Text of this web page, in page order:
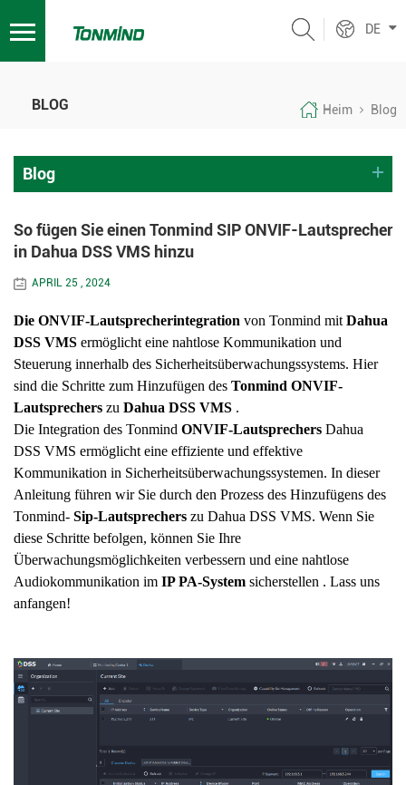
DE
BLOG Heim Blog
Blog
So fügen Sie einen Tonmind SIP ONVIF-Lautsprecher
in Dahua DSS VMS hinzu
APRIL 25 , 2024
Die ONVIF-Lautsprecherintegration von Tonmind mit Dahua
DSS VMS ermöglicht eine nahtlose Kommunikation und
Steuerung innerhalb des Sicherheitsüberwachungssystems. Hier
sind die Schritte zum Hinzufügen des Tonmind ONVIF-
Lautsprechers zu Dahua DSS VMS .
Die Integration des Tonmind ONVIF-Lautsprechers Dahua
DSS VMS ermöglicht eine effiziente und effektive
Kommunikation in Sicherheitsüberwachungssystemen. In dieser
Anleitung führen wir Sie durch den Prozess des Hinzufügens des
Tonmind- Sip-Lautsprechers zu Dahua DSS VMS. Wenn Sie
diese Schritte befolgen, können Sie Ihre
Überwachungsmöglichkeiten verbessern und eine nahtlose
Audiokommunikation im IP PA-System sicherstellen . Lass uns
anfangen!